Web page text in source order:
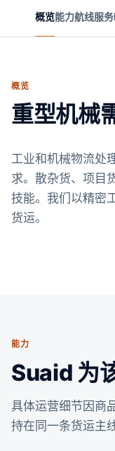
概览能力航线服务
概览
重型机械
工业和机械物流处
求。散杂货、项目
技能。我们以精密
货运。
能力
Suaid 为
具体运营细节因商
持在同一条货运主